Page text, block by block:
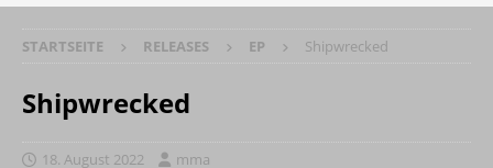
STARTSEITE RELEASES EP Shipwrecked
Shipwrecked
18. August 2022 mma